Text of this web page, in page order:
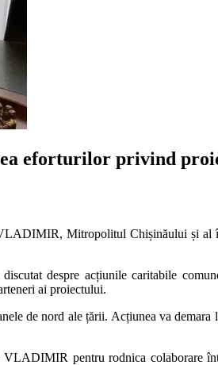
eforturilor privind
Mitropolitul Chișinăului și al
despre acțiunile caritabile
ai proiectului.
de nord ale țării. Acțiunea va
pentru rodnica colaborare